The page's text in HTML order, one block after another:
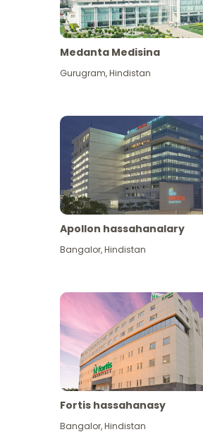
Has giňişleýin gör
Medanta Medisina
Gurugram,Hindistan
Apollon hassahanalary
Bangalor,Hindistan
Fortis hassahanasy
Bangalor,Hindistan